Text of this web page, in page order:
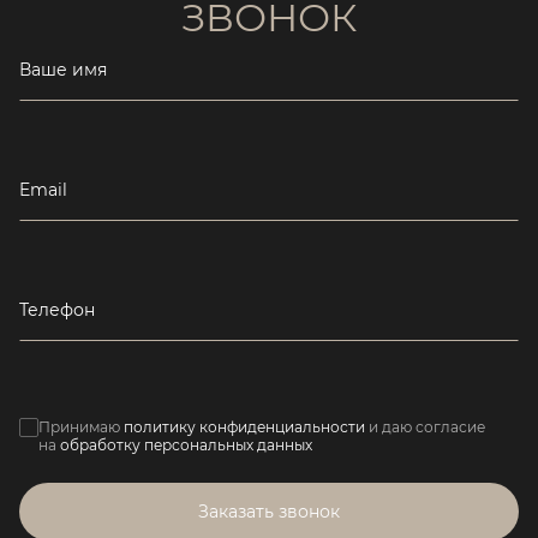
ЗВОНОК
Ваше имя
Email
Телефон
Принимаю политику конфиденциальности и даю согласие
на обработку персональных данных
Заказать звонок